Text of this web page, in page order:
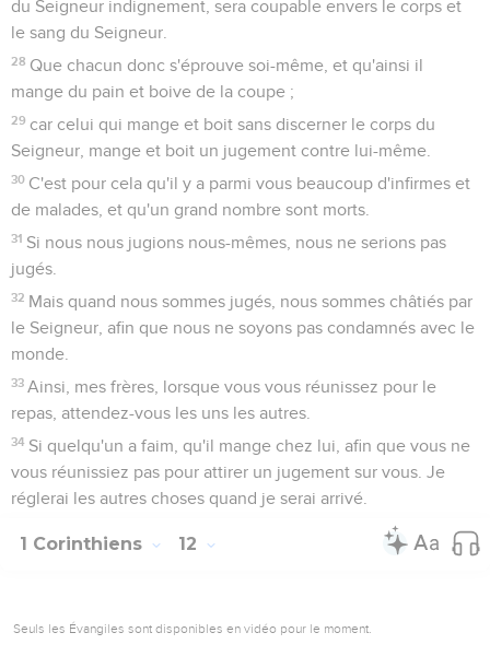
du Seigneur indignement, sera coupable envers le corps et
le sang du Seigneur.
28 Que chacun donc s'éprouve soi-même, et qu'ainsi il
mange du pain et boive de la coupe ;
29 car celui qui mange et boit sans discerner le corps du
Seigneur, mange et boit un jugement contre lui-même.
30 C'est pour cela qu'il y a parmi vous beaucoup d'infirmes et
de malades, et qu'un grand nombre sont morts.
31 Si nous nous jugions nous-mêmes, nous ne serions pas
jugés.
32 Mais quand nous sommes jugés, nous sommes châtiés par
le Seigneur, afin que nous ne soyons pas condamnés avec le
monde.
33 Ainsi, mes frères, lorsque vous vous réunissez pour le
repas, attendez-vous les uns les autres.
34 Si quelqu'un a faim, qu'il mange chez lui, afin que vous ne
vous réunissiez pas pour attirer un jugement sur vous. Je
réglerai les autres choses quand je serai arrivé.
1 Corinthiens 12
Seuls les Évangiles sont disponibles en vidéo pour le moment.